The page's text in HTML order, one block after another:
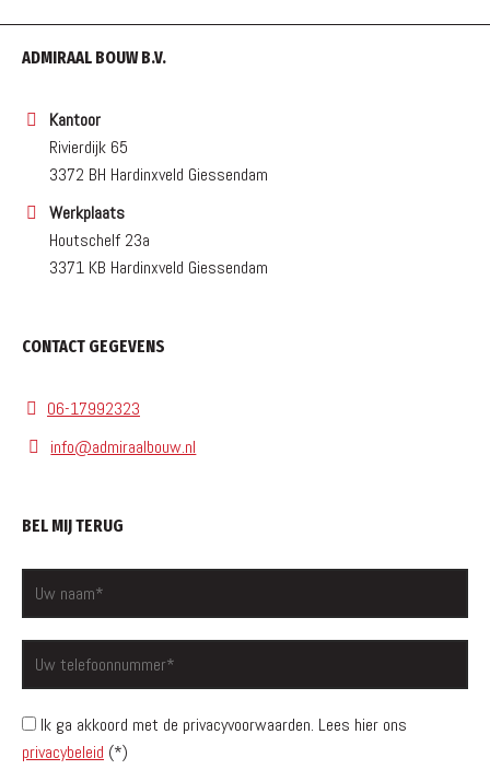
ADMIRAAL BOUW B.V.
Kantoor
Rivierdijk 65
3372 BH Hardinxveld Giessendam
Werkplaats
Houtschelf 23a
3371 KB Hardinxveld Giessendam
CONTACT GEGEVENS
06-17992323
info@admiraalbouw.nl
BEL MIJ TERUG
Ik ga akkoord met de privacyvoorwaarden. Lees hier ons
privacybeleid (*)